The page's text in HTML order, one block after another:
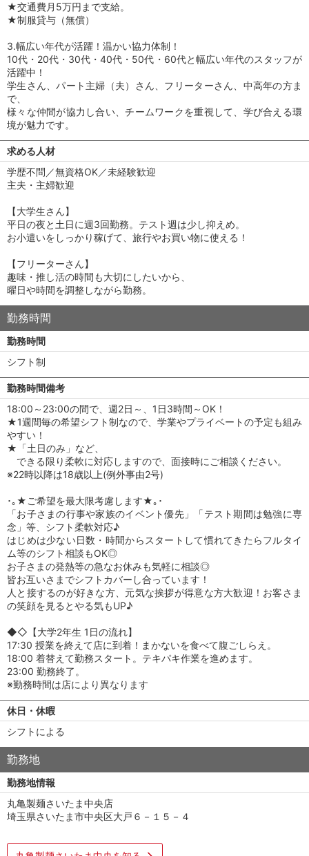
★交通費月5万円まで支給。
★制服貸与（無償）
3.幅広い年代が活躍！温かい協力体制！
10代・20代・30代・40代・50代・60代と幅広い年代のスタッフが
活躍中！
学生さん、パート主婦（夫）さん、フリーターさん、中高年の方ま
で、
様々な仲間が協力し合い、チームワークを重視して、学び合える環
境が魅力です。
求める人材
学歴不問／無資格OK／未経験歓迎
主夫・主婦歓迎
【大学生さん】
平日の夜と土日に週3回勤務。テスト週は少し抑えめ。
お小遣いをしっかり稼げて、旅行やお買い物に使える！
【フリーターさん】
趣味・推し活の時間も大切にしたいから、
曜日や時間を調整しながら勤務。
勤務時間
勤務時間
シフト制
勤務時間備考
18:00～23:00の間で、週2日～、1日3時間～OK！
★1週間毎の希望シフト制なので、学業やプライベートの予定も組み
やすい！
★「土日のみ」など、
できる限り柔軟に対応しますので、面接時にご相談ください。
※22時以降は18歳以上(例外事由2号)
･｡★ご希望を最大限考慮します★｡･
「お子さまの行事や家族のイベント優先」「テスト期間は勉強に専
念」等、シフト柔軟対応♪
はじめは少ない日数・時間からスタートして慣れてきたらフルタイ
ム等のシフト相談もOK◎
お子さまの発熱等の急なお休みも気軽に相談◎
皆お互いさまでシフトカバーし合っています！
人と接するのが好きな方、元気な挨拶が得意な方大歓迎！お客さま
の笑顔を見るとやる気もUP♪
◆◇【大学2年生 1日の流れ】
17:30 授業を終えて店に到着！まかないを食べて腹ごしらえ。
18:00 着替えて勤務スタート。テキパキ作業を進めます。
23:00 勤務終了。
※勤務時間は店により異なります
休日・休暇
シフトによる
勤務地
勤務地情報
丸亀製麺さいたま中央店
埼玉県さいたま市中央区大戸６－１５－４